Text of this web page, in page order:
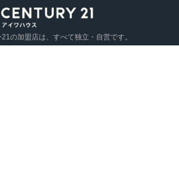
の加盟店は、すべて独立・自営です。